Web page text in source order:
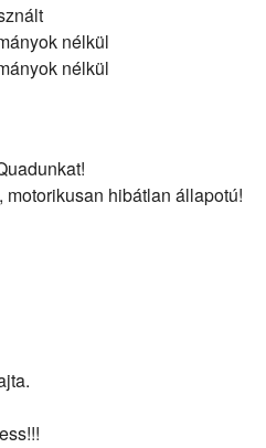
nélkül
nélkül
hibátlan állapotú!